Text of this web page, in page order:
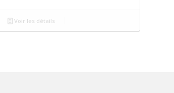
Voir les détails